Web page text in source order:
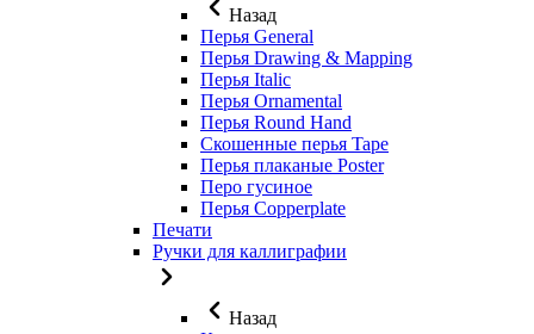
Назад
Перья General
Перья Drawing & Mapping
Перья Italic
Перья Ornamental
Перья Round Hand
Скошенные перья Tape
Перья плаканые Poster
Перо гусиное
Перья Copperplate
Печати
Ручки для каллиграфии
Назад